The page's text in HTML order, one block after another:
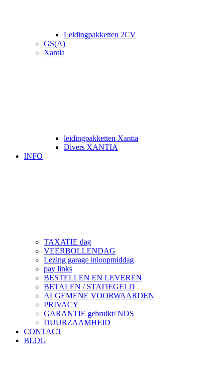
Leidingpakketten 2CV
GS(A)
Xantia
leidingpakketten Xantia
Divers XANTIA
INFO
TAXATIE dag
VEERBOLLENDAG
Lezing garage inloopmiddag
pay links
BESTELLEN EN LEVEREN
BETALEN / STATIEGELD
ALGEMENE VOORWAARDEN
PRIVACY
GARANTIE gebruikt/ NOS
DUURZAAMHEID
CONTACT
BLOG